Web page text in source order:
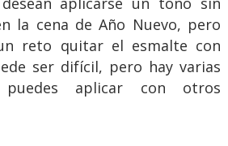
la cena de Año Nuevo, pero
reto quitar el esmalte con
ser difícil, pero hay varias
puedes aplicar con otros